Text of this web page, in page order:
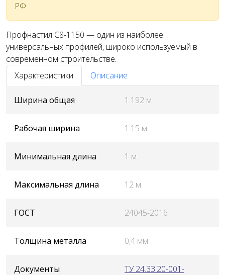
РФ.
Профнастил С8-1150 — один из наиболее
универсальных профилей, широко используемый в
современном строительстве.
Характеристики
Описание
Ширина общая 1.192 м
Рабочая ширина 1.15 м.
Минимальная длина 1 м.
Максимальная длина 12 м.
ГОСТ 24045-2016
Толщина металла 0,4 мм
Документы
ТУ 24.33.20-001-